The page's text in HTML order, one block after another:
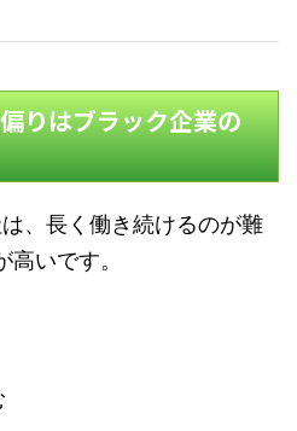
りはブラック企業の
、長く働き続けるのが難
いです。